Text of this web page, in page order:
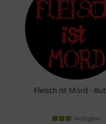
Fleisch ist Mord -
Verfügbar